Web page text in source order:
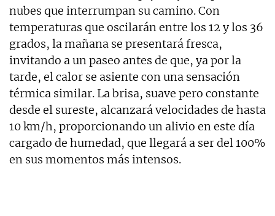
nubes que interrumpan su camino. Con
temperaturas que oscilarán entre los 12 y los 36
grados, la mañana se presentará fresca,
invitando a un paseo antes de que, ya por la
tarde, el calor se asiente con una sensación
térmica similar. La brisa, suave pero constante
desde el sureste, alcanzará velocidades de hasta
10 km/h, proporcionando un alivio en este día
cargado de humedad, que llegará a ser del 100%
en sus momentos más intensos.